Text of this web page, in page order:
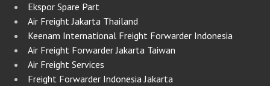
Ekspor Spare Part
Air Freight Jakarta Thailand
Keenam International Freight Forwarder Indonesia
Air Freight Forwarder Jakarta Taiwan
Air Freight Services
Freight Forwarder Indonesia Jakarta